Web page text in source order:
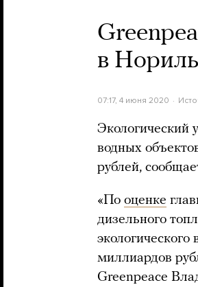
в
07:17, 4 июня 2020
Экологический
водных
рублей,
«По оценке
дизельного
миллиардов
Greenpeace